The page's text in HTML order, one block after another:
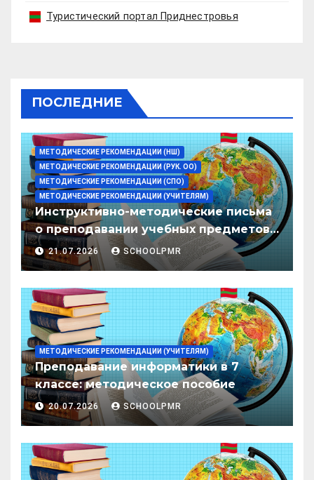
Туристический портал Приднестровья
ПОСЛЕДНИЕ
МЕТОДИЧЕСКИЕ РЕКОМЕНДАЦИИ (НШ)
МЕТОДИЧЕСКИЕ РЕКОМЕНДАЦИИ (РУК. ОО)
МЕТОДИЧЕСКИЕ РЕКОМЕНДАЦИИ (СПО)
МЕТОДИЧЕСКИЕ РЕКОМЕНДАЦИИ (УЧИТЕЛЯМ)
Инструктивно-методические письма
о преподавании учебных предметов/
дисциплин в организациях
образования ПМР на 2026/27 уч. год
21.07.2026 SCHOOLPMR
МЕТОДИЧЕСКИЕ РЕКОМЕНДАЦИИ (УЧИТЕЛЯМ)
Преподавание информатики в 7
классе: методическое пособие
20.07.2026 SCHOOLPMR